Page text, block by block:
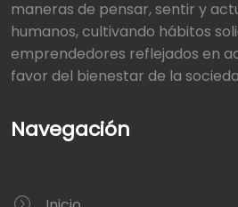
maneras de pensar, sentir y
humanos, cultivando hábitos
emprendedores reflejados en
favor del bienestar de la
Navegación